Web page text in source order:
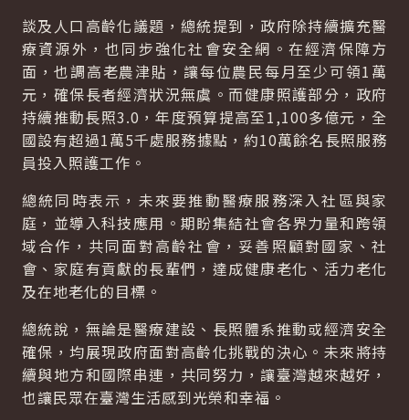
談及人口高齡化議題，總統提到，政府除持續擴充醫
療資源外，也同步強化社會安全網。在經濟保障方
面，也調高老農津貼，讓每位農民每月至少可領1萬
元，確保長者經濟狀況無虞。而健康照護部分，政府
持續推動長照3.0，年度預算提高至1,100多億元，全
國設有超過1萬5千處服務據點，約10萬餘名長照服務
員投入照護工作。
總統同時表示，未來要推動醫療服務深入社區與家
庭，並導入科技應用。期盼集結社會各界力量和跨領
域合作，共同面對高齡社會，妥善照顧對國家、社
會、家庭有貢獻的長輩們，達成健康老化、活力老化
及在地老化的目標。
總統說，無論是醫療建設、長照體系推動或經濟安全
確保，均展現政府面對高齡化挑戰的決心。未來將持
續與地方和國際串連，共同努力，讓臺灣越來越好，
也讓民眾在臺灣生活感到光榮和幸福。